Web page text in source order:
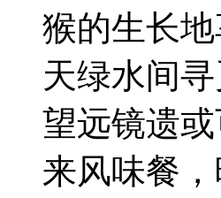
猴的生长地
天绿水间
望远镜遗
来风味餐